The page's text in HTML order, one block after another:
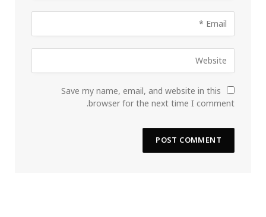
Save my name, email, and website in this
browser for the next time I comment.